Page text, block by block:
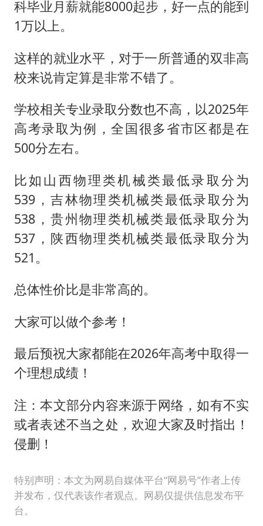
科毕业月薪就能8000起步，好一点的能到
1万以上。
这样的就业水平，对于一所普通的双非高
校来说肯定算是非常不错了。
学校相关专业录取分数也不高，以2025年
高考录取为例，全国很多省市区都是在
500分左右。
比如山西物理类机械类最低录取分为
539，吉林物理类机械类最低录取分为
538，贵州物理类机械类最低录取分为
537，陕西物理类机械类最低录取分为
521。
总体性价比是非常高的。
大家可以做个参考！
最后预祝大家都能在2026年高考中取得一
个理想成绩！
注：本文部分内容来源于网络，如有不实
或者表述不当之处，欢迎大家及时指出！
侵删！
特别声明：本文为网易自媒体平台“网易号”作者上传
并发布，仅代表该作者观点。网易仅提供信息发布平
台。